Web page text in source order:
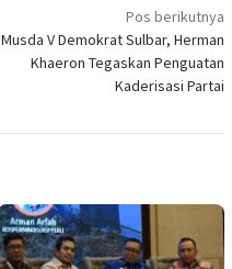
Pos berikutnya
Musda V Demokrat Sulbar, Herman
Khaeron Tegaskan Penguatan
Kaderisasi Partai